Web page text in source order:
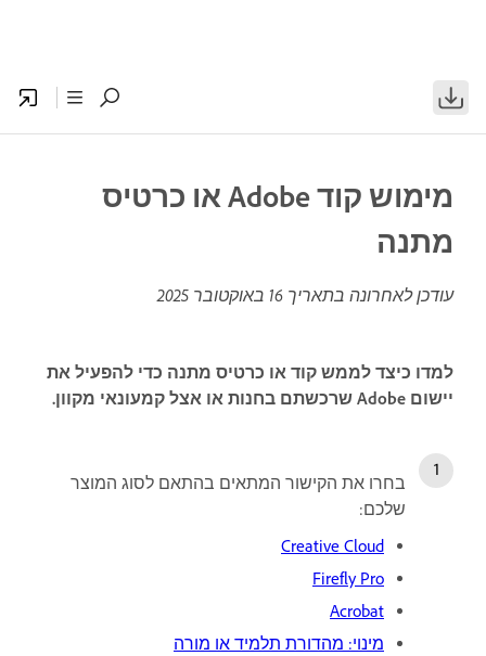
מימוש קוד Adobe או כרטיס
מתנה
עודכן לאחרונה בתאריך 16 באוקטובר 2025
למדו כיצד לממש קוד או כרטיס מתנה כדי להפעיל את
יישום Adobe שרכשתם בחנות או אצל קמעונאי מקוון.
בחרו את הקישור המתאים בהתאם לסוג המוצר
שלכם:
Creative Cloud
Firefly Pro
Acrobat
מינוי: מהדורת תלמיד או מורה